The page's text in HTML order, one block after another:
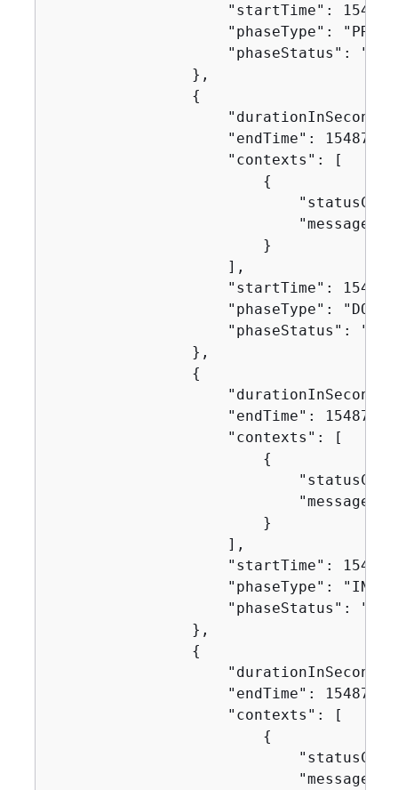
"startTime":
"phaseType":
"phaseStatus":
                },
{
"endTime":
                    "contexts": [
{
"message":
                        }
                    ],
"startTime":
"phaseType":
"phaseStatus":
                },
{
"endTime":
                    "contexts": [
{
"message":
                        }
                    ],
"startTime":
"phaseType":
"phaseStatus":
                },
{
"endTime":
                    "contexts": [
{
"message":